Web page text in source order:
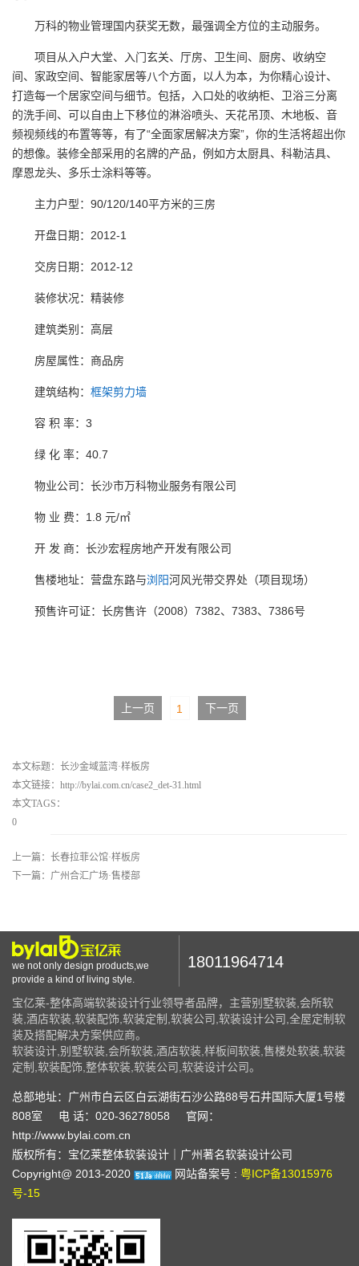
万科的物业管理国内获奖无数，最强调全方位的主动服务。
项目从入户大堂、入门玄关、厅房、卫生间、厨房、收纳空
间、家政空间、智能家居等八个方面，以人为本，为你精心设计、
打造每一个居家空间与细节。包括，入口处的收纳柜、卫浴三分离
的洗手间、可以自由上下移位的淋浴喷头、天花吊顶、木地板、音
频视频线的布置等等，有了“全面家居解决方案”，你的生活将超出你
的想像。装修全部采用的名牌的产品，例如方太厨具、科勒洁具、
摩恩龙头、多乐士涂料等等。
主力户型：90/120/140平方米的三房
开盘日期：2012-1
交房日期：2012-12
装修状况：精装修
建筑类别：高层
房屋属性：商品房
建筑结构： 框架剪力墙
容 积 率：3
绿 化 率：40.7
物业公司：长沙市万科物业服务有限公司
物 业 费：1.8 元/㎡
开 发 商：长沙宏程房地产开发有限公司
售楼地址：营盘东路与浏阳河风光带交界处（项目现场）
预售许可证：长房售许（2008）7382、7383、7386号
上一页 1 下一页
本文标题：长沙金域蓝湾·样板房
本文链接：http://bylai.com.cn/case2_det-31.html
本文TAGS：
0
上一篇：长春拉菲公馆·样板房
下一篇：广州合汇广场·售楼部
we not only design products,we
provide a kind of living style.
18011964714
宝亿莱-整体高端软装设计行业领导者品牌，主营别墅软装,会所软
装,酒店软装,软装配饰,软装定制,软装公司,软装设计公司,全屋定制软
装及搭配解决方案供应商。
软装设计,别墅软装,会所软装,酒店软装,样板间软装,售楼处软装,软装
定制,软装配饰,整体软装,软装公司,软装设计公司。
总部地址：广州市白云区白云湖街石沙公路88号石井国际大厦1号楼
808室
电 话：020-36278058
官网：
http://www.bylai.com.cn
版权所有：宝亿莱整体软装设计｜广州著名软装设计公司
Copyright@ 2013-2020
网站备案号 : 粤ICP备13015976
号-15